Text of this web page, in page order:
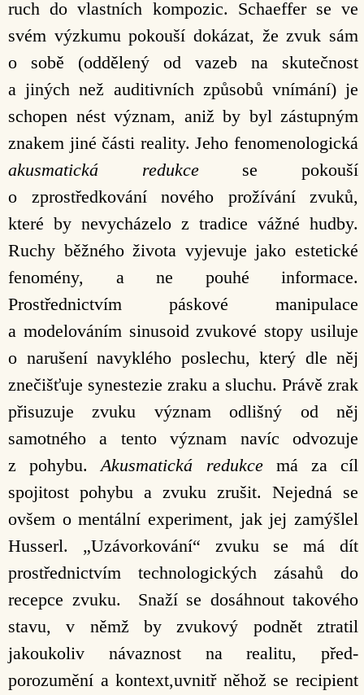
ruch do vlastních kompozic. Schaeffer se ve
svém výzkumu pokouší dokázat, že zvuk sám
o sobě (oddělený od vazeb na skutečnost
a jiných než auditivních způsobů vnímání) je
schopen nést význam, aniž by byl zástupným
znakem jiné části reality. Jeho fenomenologická
akusmatická redukcese pokouší
o zprostředkování nového prožívání zvuků,
které by nevycházelo z tradice vážné hudby.
Ruchy běžného života vyjevuje jako estetické
fenomény, a ne pouhé informace.
Prostřednictvím páskové manipulace
a modelováním sinusoid zvukové stopy usiluje
o narušení navyklého poslechu, který dle něj
znečišťuje synestezie zraku a sluchu. Právě zrak
přisuzuje zvuku význam odlišný od něj
samotného a tento význam navíc odvozuje
z pohybu.Akusmatická redukcemá za cíl
spojitost pohybu a zvuku zrušit. Nejedná se
ovšem o mentální experiment, jak jej zamýšlel
Husserl. „Uzávorkování“ zvuku se má dít
prostřednictvím technologických zásahů do
recepce zvuku. Snaží se dosáhnout takového
stavu, v němž by zvukový podnět ztratil
jakoukoliv návaznost na realitu, před-
porozumění a kontext,uvnitř něhož se recipient